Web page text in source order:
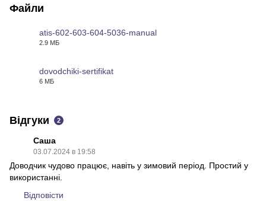
Файли
atis-602-603-604-5036-manual
2.9 МБ
dovodchiki-sertifikat
6 МБ
Відгуки 2
Саша
03.07.2024 в 19:58
Доводчик чудово працює, навіть у зимовий період. Простий у
використанні.
Відповісти